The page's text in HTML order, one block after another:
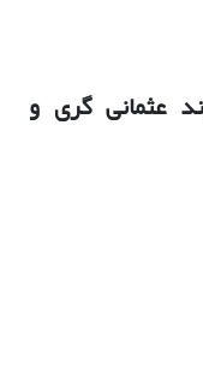
عثمانی گری و